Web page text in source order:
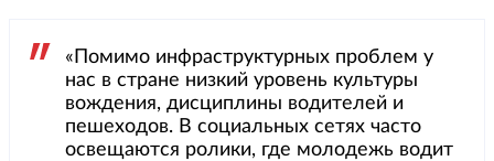
«Помимо инфраструктурных проблем у
нас в стране низкий уровень культуры
вождения, дисциплины водителей и
пешеходов. В социальных сетях часто
освещаются ролики, где молодежь водит